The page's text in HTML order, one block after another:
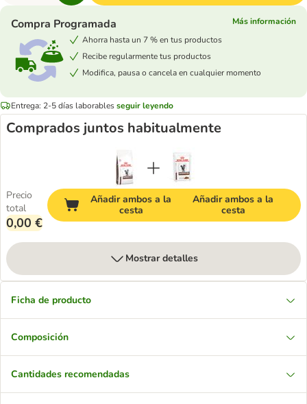
Compra Programada
Más información
Ahorra hasta un 7 % en tus productos
Recibe regularmente tus productos
Modifica, pausa o cancela en cualquier momento
Entrega: 2-5 días laborablesseguir leyendo
Comprados juntos habitualmente
Precio
total
0,00 €
Añadir ambos a la
cesta
Añadir ambos a la
cesta
Mostrar detalles
Ficha de producto
Composición
Cantidades recomendadas